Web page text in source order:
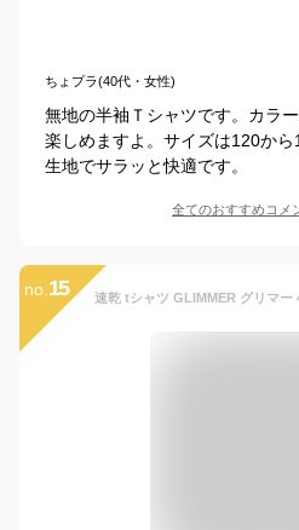
ちょプラ(40代・女性)
無地の半袖Ｔシャツです。カラ
楽しめますよ。サイズは120か
生地でサラッと快適です。
全てのおすすめコメ
no. 15